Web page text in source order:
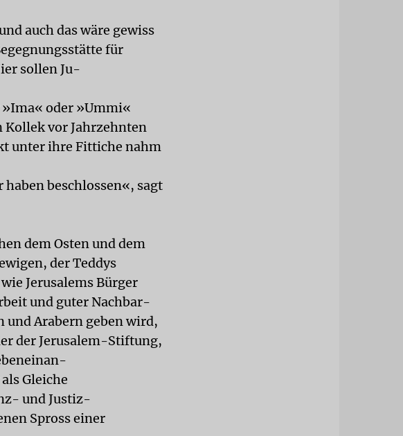
auch das wäre gewiss
für
sollen Ju-
oder »Ummi«
Kollek vor Jahrzehnten
unter ihre Fittiche nahm
beschlossen«, sagt
dem Osten und dem
der Teddys
Jerusalems Bürger
und guter Nachbar-
und Arabern geben wird,
der Jerusalem-Stiftung,
Gleiche
und Justiz-
Spross einer